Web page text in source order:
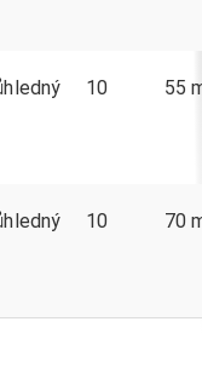
10 55
10 70